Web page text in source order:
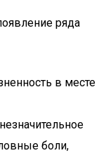
ряда
в месте
боли,